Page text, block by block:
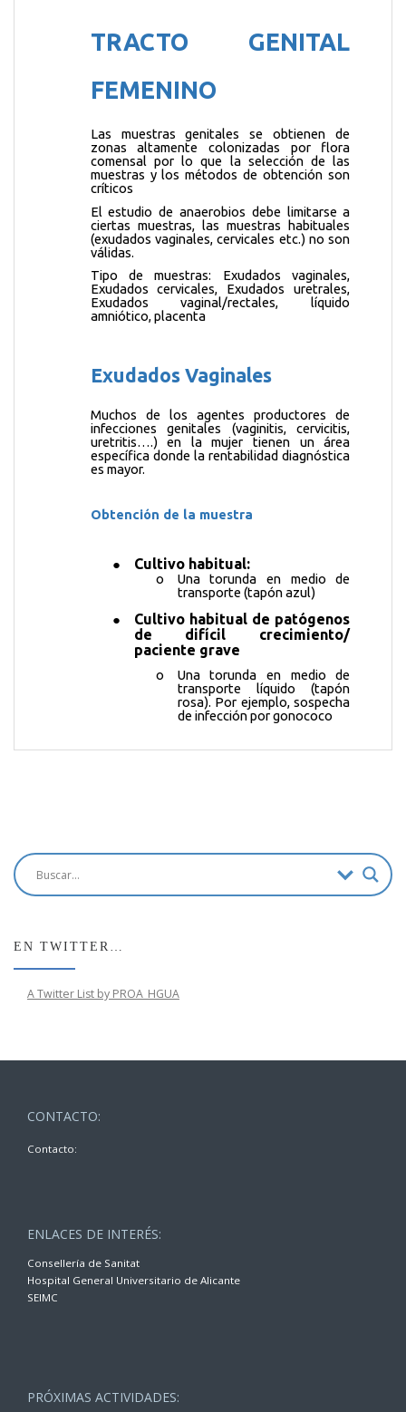
EN TWITTER…
A Twitter List by PROA_HGUA
CONTACTO:
Contacto:
ENLACES DE INTERÉS:
Consellería de Sanitat
Hospital General Universitario de Alicante
SEIMC
PRÓXIMAS ACTIVIDADES: